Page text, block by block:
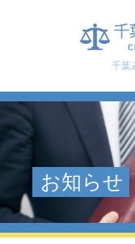
千葉
お知らせ